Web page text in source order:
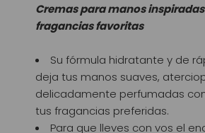
Cremas para manos
fragancias favoritas
Su fórmula hidratante y de
deja tus manos suaves,
delicadamente perfumadas
tus fragancias preferidas.
Para que lleves con vos el